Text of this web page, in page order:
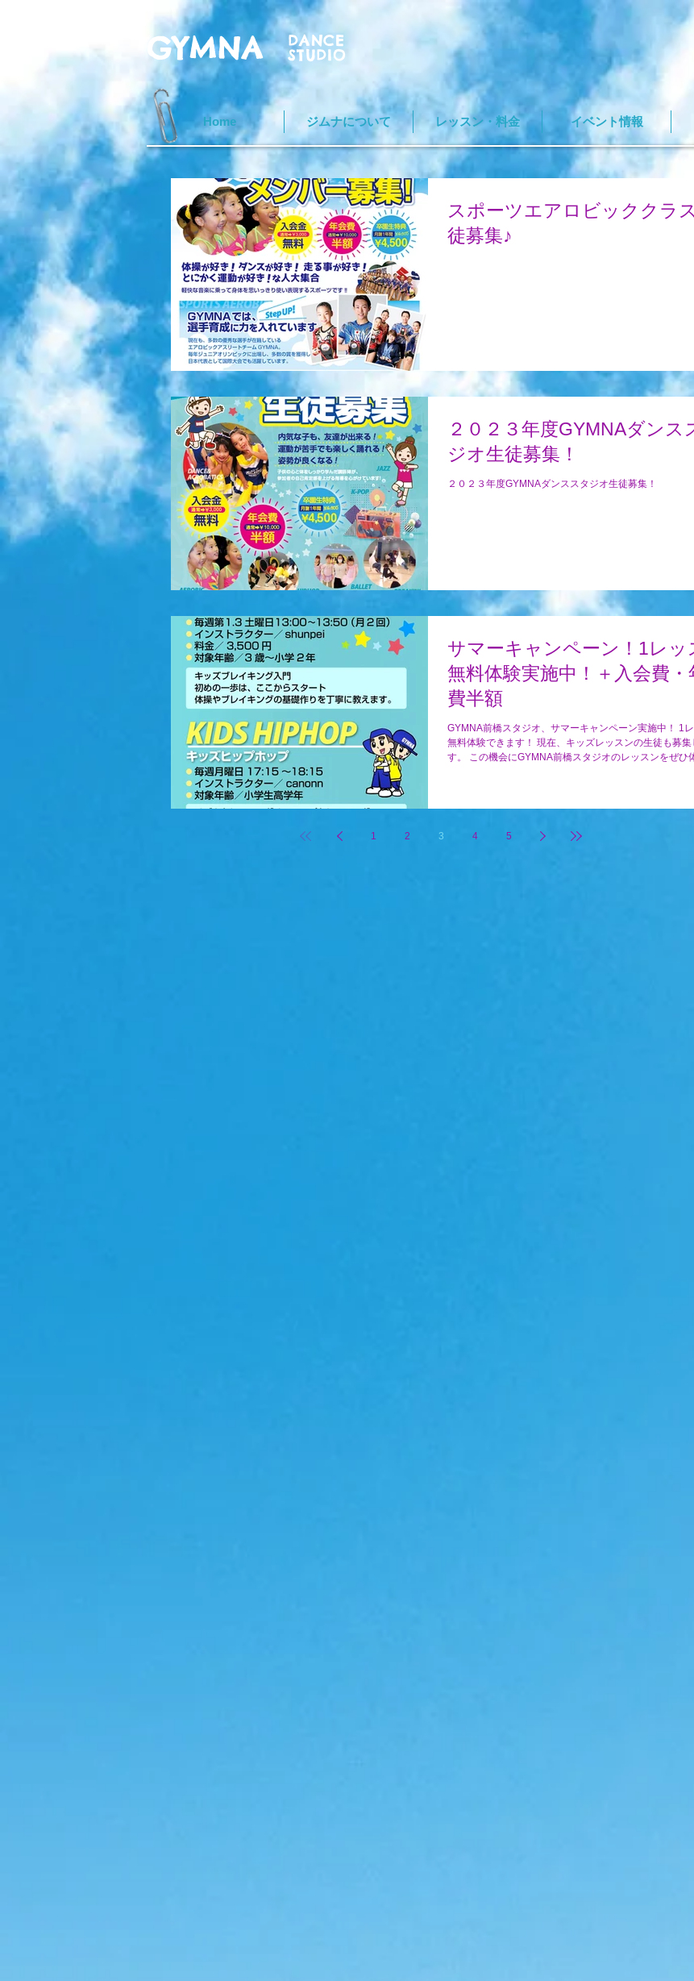
GYMNA DANCE
STUDIO
Home ジムナについて レッスン・料金 イベント情報
スポーツエアロビッククラ
徒募集♪
２０２３年度GYMNAダンス
ジオ生徒募集！
２０２３年度GYMNAダンススタジオ生徒募集！
サマーキャンペーン！1レッ
無料体験実施中！＋入会費・
費半額
GYMNA前橋スタジオ、サマーキャンペーン実施中！ 1レ
無料体験できます！ 現在、キッズレッスンの生徒も募集
す。 この機会にGYMNA前橋スタジオのレッスンをぜひ
1 2 3 4 5